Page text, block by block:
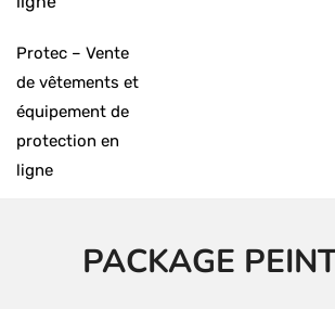
Protec – Vente
de vêtements et
équipement de
protection en
ligne
PACKAGE